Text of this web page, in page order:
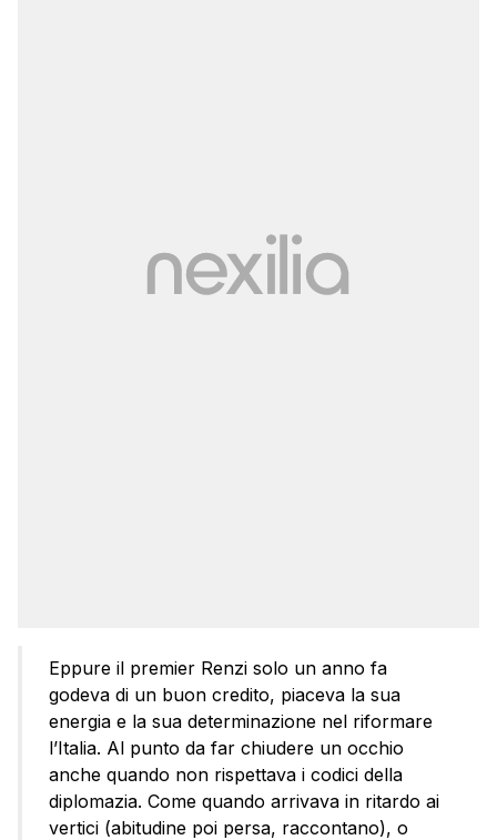
Eppure il premier Renzi solo un anno fa
godeva di un buon credito, piaceva la sua
energia e la sua determinazione nel riformare
l’Italia. Al punto da far chiudere un occhio
anche quando non rispettava i codici della
diplomazia. Come quando arrivava in ritardo ai
vertici (abitudine poi persa, raccontano), o